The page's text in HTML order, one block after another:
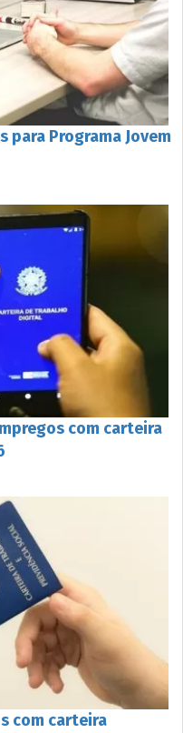
para Programa Jovem
com carteira
com carteira